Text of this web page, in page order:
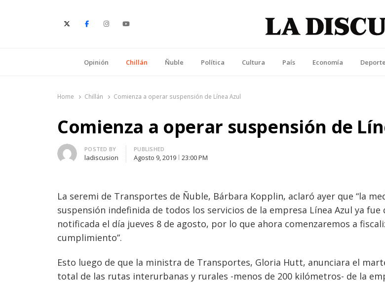
Opinión Chillán Ñuble Política Cultura País Economía Deporte
Home Chillán Comienza a operar suspensión de Línea Azul
Comienza a operar suspensión de
Author
POSTED BY
ladiscusion
PUBLISHED
Agosto 9, 2019 23:00 PM
La seremi de Transportes de Ñuble, Bárbara Kopplin, aclaró ayer que “la
suspensión indefinida de todos los servicios de la empresa Línea Azul ya fue
notificada el día jueves 8 de agosto, por lo que ahora comenzaremos a
cumplimiento”.
Esto luego de que la ministra de Transportes, Gloria Hutt, anunciara el
total de las rutas interurbanas y rurales -menos de 200 kilómetros- de la